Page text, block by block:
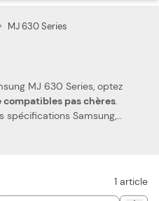
MJ 630 Series
MJ 630 Series, optez
cartouches d'encre compatibles pas chères.
les rend 100
1 article